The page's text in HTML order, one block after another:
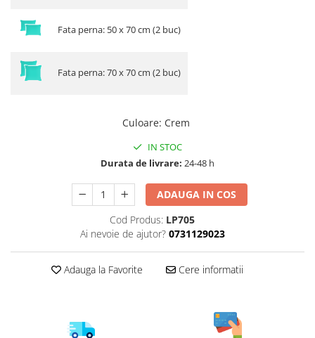
Fata perna: 50 x 70 cm (2 buc)
Fata perna: 70 x 70 cm (2 buc)
Culoare: Crem
IN STOC
Durata de livrare: 24-48 h
ADAUGA IN COS
Cod Produs: LP705
Ai nevoie de ajutor? 0731129023
Adauga la Favorite Cere informatii